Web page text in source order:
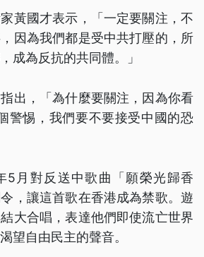
黃國才表示，「一定要關注，不
因為我們都是受中共打壓的，所
成為反抗的共同體。」
出，「為什麼要關注，因為你看
警惕，我們要不要接受中國的恐
5月對反送中歌曲「願榮光歸香
，讓這首歌在香港成為禁歌。遊
大合唱，表達他們即使流亡世界
望自由民主的聲音。